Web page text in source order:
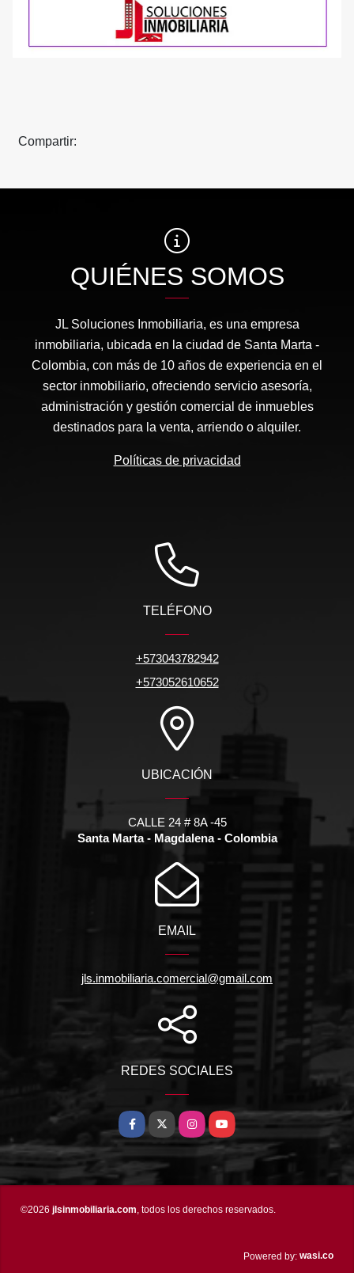
Compartir:
QUIÉNES SOMOS
JL Soluciones Inmobiliaria, es una empresa
inmobiliaria, ubicada en la ciudad de Santa Marta -
Colombia, con más de 10 años de experiencia en el
sector inmobiliario, ofreciendo servicio asesoría,
administración y gestión comercial de inmuebles
destinados para la venta, arriendo o alquiler.
Políticas de privacidad
TELÉFONO
+573043782942
+573052610652
UBICACIÓN
CALLE 24 # 8A -45
Santa Marta - Magdalena - Colombia
EMAIL
jls.inmobiliaria.comercial@gmail.com
REDES SOCIALES
Facebook
X InstagramYouTube
©2026 jlsinmobiliaria.com, todos los derechos reservados.
Powered by: wasi.co